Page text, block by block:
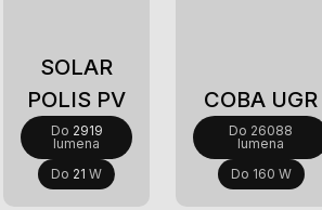
SOLAR
POLIS PV
Do 2919
lumena
Do 21 W
COBA UGR
Do 26088
lumena
Do 160 W